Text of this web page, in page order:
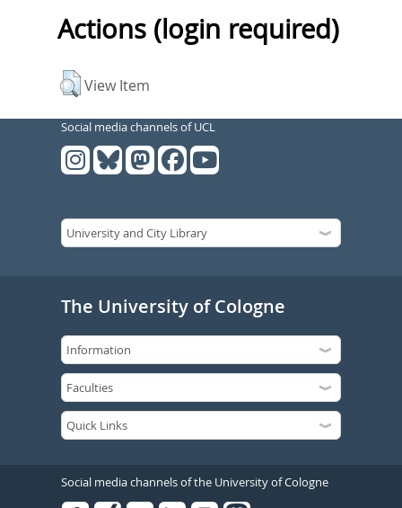
Actions (login required)
View Item
Social media channels of UCL
The University of Cologne
Social media channels of the University of Cologne